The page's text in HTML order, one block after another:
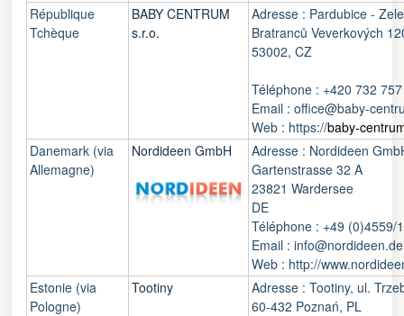
République
Tchèque
BABY CENTRUM
s.r.o.
Adresse : Pardubice -
Bratranců Veverkových
53002, CZ
Téléphone : +420 732
Email : office@baby-
Web : https://baby-
Danemark (via
Allemagne)
Nordideen GmbH
Adresse : Nordideen
Gartenstrasse 32 A
23821 Wardersee
DE
Téléphone : +49 (0)4559/
Email : info@nordideen.de
Web : http://
Estonie (via
Pologne)
Tootiny
Adresse : Tootiny, ul.
60-432 Poznań, PL